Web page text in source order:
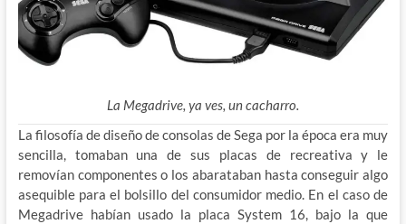
La Megadrive, ya ves, un cacharro.
La filosofía de diseño de consolas de Sega por la época era muy
sencilla, tomaban una de sus placas de recreativa y le
removían componentes o los abarataban hasta conseguir algo
asequible para el bolsillo del consumidor medio. En el caso de
Megadrive habían usado la placa System 16, bajo la que